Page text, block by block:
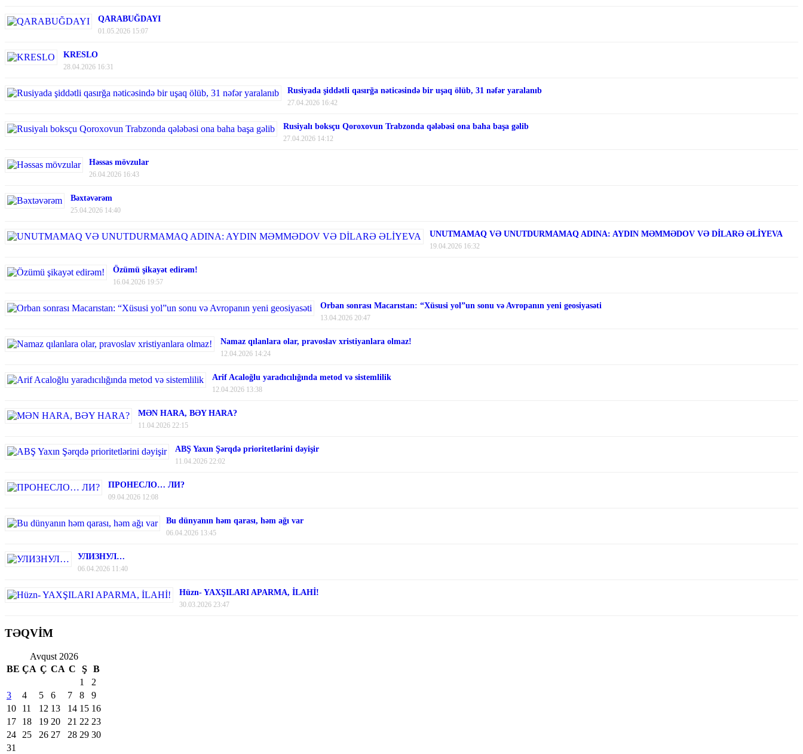
QARABUĞDAYI
01.05.2026 15:07
KRESLO
28.04.2026 16:31
Rusiyada şiddətli qasırğa nəticəsində bir uşaq ölüb, 31 nəfər yaralanıb
27.04.2026 16:42
Rusiyalı boksçu Qoroxovun Trabzonda qələbəsi ona baha başa gəlib
27.04.2026 14:12
Həssas mövzular
26.04.2026 16:43
Bəxtəvərəm
25.04.2026 14:40
UNUTMAMAQ VƏ UNUTDURMAMAQ ADINA: AYDIN MƏMMƏDOV VƏ DİLARƏ ƏLİYEVA
19.04.2026 16:32
Özümü şikayət edirəm!
16.04.2026 19:57
Orban sonrası Macarıstan: “Xüsusi yol”un sonu və Avropanın yeni geosiyasəti
13.04.2026 20:47
Namaz qılanlara olar, pravoslav xristiyanlara olmaz!
12.04.2026 14:24
Arif Acaloğlu yaradıcılığında metod və sistemlilik
12.04.2026 13:38
MƏN HARA, BƏY HARA?
11.04.2026 22:15
ABŞ Yaxın Şərqdə prioritetlərini dəyişir
11.04.2026 22:02
ПРОНЕСЛО… ЛИ?
09.04.2026 12:08
Bu dünyanın həm qarası, həm ağı var
06.04.2026 13:45
УЛИЗНУЛ…
06.04.2026 11:40
Hüzn- YAXŞILARI APARMA, İLAHİ!
30.03.2026 23:47
TƏQVİM
Avqust 2026
BE ÇA Ç CA C Ş
B
1
2
3
4 5 6 7 8
9
10
11 12 13 14 15 16
17
18 19 20 21 22 23
24
25 26 27 28 29 30
31